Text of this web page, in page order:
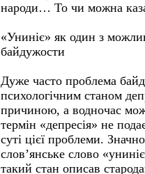
народи… То чи можна
«Униніє» як один з
байдужости
Дуже часто проблема
психологічним станом
причиною, а водночас
термін «депресія» не
суті цієї проблеми.
слов’янське слово
такий стан описав